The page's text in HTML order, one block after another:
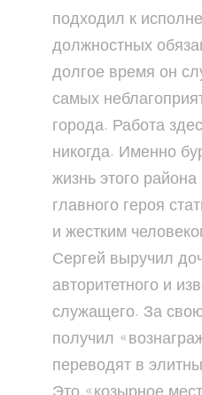
подходил к
должностных
долгое время он
самых
города. Работа
никогда. Именно
жизнь этого
главного героя
и жестким
Сергей выручил
авторитетного и
служащего. За
получил
переводят в